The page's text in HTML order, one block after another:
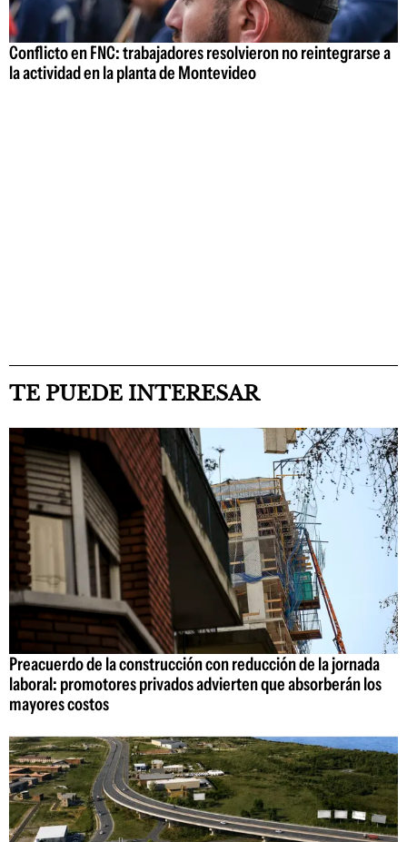
Conflicto en FNC: trabajadores resolvieron no reintegrarse a
la actividad en la planta de Montevideo
TE PUEDE INTERESAR
Preacuerdo de la construcción con reducción de la jornada
laboral: promotores privados advierten que absorberán los
mayores costos